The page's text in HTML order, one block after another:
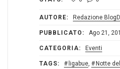
AUTORE: Redazione
PUBBLICATO: Ago 21,
CATEGORIA: Eventi
TAGS: ligabue, Notte